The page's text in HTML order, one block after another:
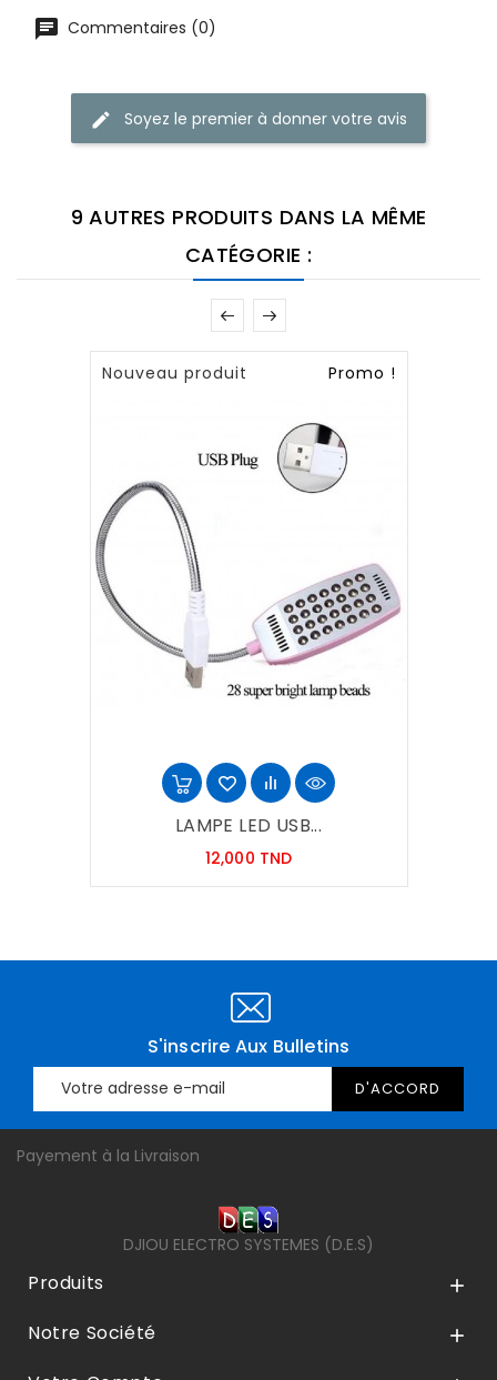
Commentaires (0)
Soyez le premier à donner votre avis
9 AUTRES PRODUITS DANS LA MÊME
CATÉGORIE :
Promo !
Nouveau produit
LAMPE LED USB...
12,000 TNDPrix
S'inscrire Aux Bulletins
Payement à la Livraison
DJIOU ELECTRO SYSTEMES (D.E.S)
Produits 
Notre Société 